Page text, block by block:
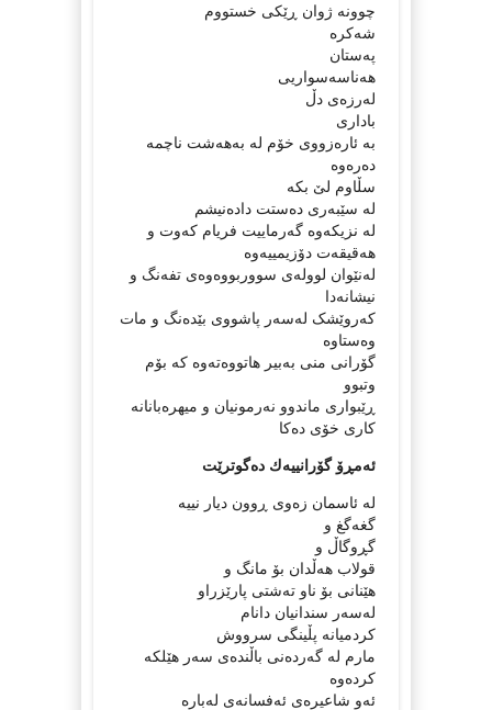
چوونە ژوان ڕێکی خستووم
شەکرە
پەستان
هەناسەسواریی
لەرزەی دڵ
باداری
بە ئارەزووی خۆم لە بەهەشت ناچمە
دەرەوە
سڵاوم لێ بکە
لە سێبەری دەستت دادەنیشم
لە نزیکەوە گەرماییت فریام کەوت و
هەقیقەت دۆزیمییەوە
لەنێوان لوولەی سووربووەوه‌ی تفەنگ و
نیشانەدا
کەروێشک لەسەر پاشووی بێدەنگ و مات
وه‌ستاوه‌
گۆرانی منی بەبیر هاتووەتەوە کە بۆم
وتبوو
ڕێبواری ماندوو نه‌رمونیان و میهرەبانانە
کاری خۆی دەکا
ئه‌مڕۆ گۆرانییه‌ك ده‌گوترێت
لە ئاسمان زەوی ڕوون دیار نییە
گغەگغ و
گڕوگاڵ و
قولاب هه‌ڵدان بۆ مانگ و
هێنانی بۆ ناو ته‌شتی پارێزراو
لەسەر سندانیان دانام
کردمیانە پڵینگی سرووش
مارم له‌ گه‌رده‌نی باڵنده‌ی سه‌ر هێلكه‌
كرده‌وه‌
ئه‌و شاعیره‌ی ئه‌فسانه‌ی له‌باره‌